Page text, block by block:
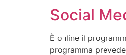
Social
È online il
programma